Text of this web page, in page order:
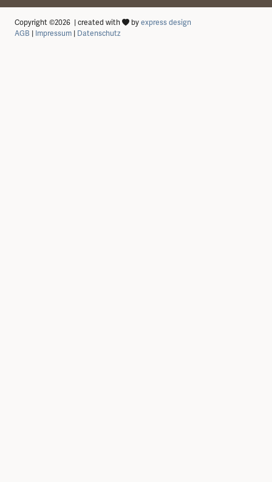
Copyright ©2026 | created with by express design
AGB
Impressum Datenschutz